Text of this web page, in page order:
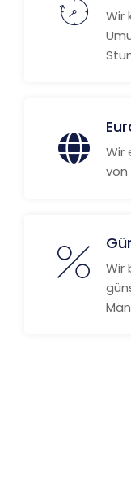
Wir
Wir
von
Wir